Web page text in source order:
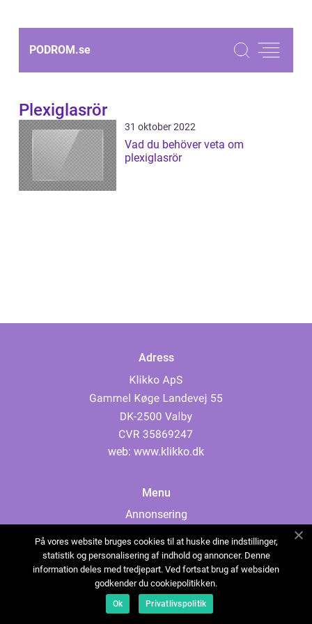
PODROM.se
Plexiglasrör
31 oktober 2022
Vad du behöver veta om
plexiglasrör
Adress
web: www.klikko.dk
Menu
Annonsering
Cookies
Kontakta oss
Sitemap
På vores website bruges cookies til at huske dine indstillinger,
statistik og personalisering af indhold og annoncer. Denne
information deles med tredjepart. Ved fortsat brug af websiden
godkender du cookiepolitikken.
Ok Privatlivspolitik